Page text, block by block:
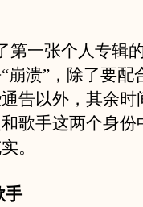
一张个人专辑
崩溃”，除了要配
告以外，其余时
歌手这两个身份
。
手